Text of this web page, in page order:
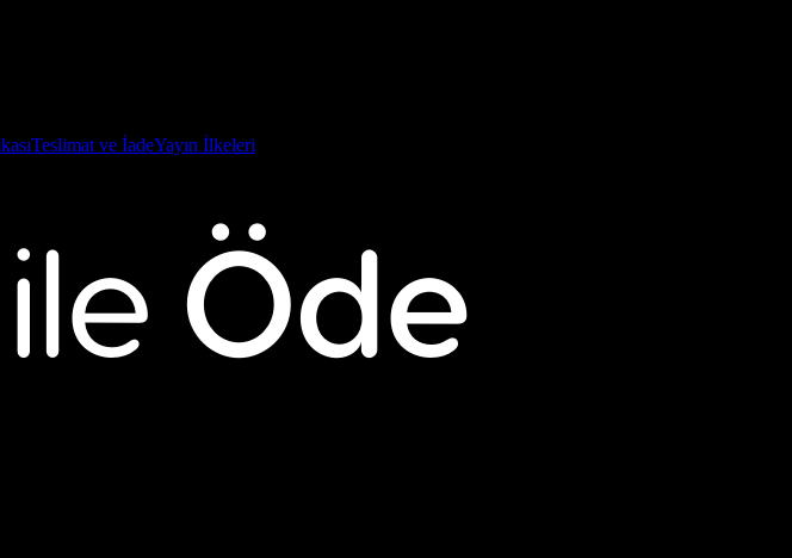
Teslimat ve İadeYayın İlkeleri